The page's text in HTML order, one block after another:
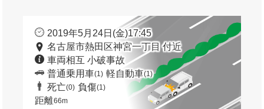
2019年5月24日(金)17:45
名古屋市熱田区神宮一丁目 付近
車両相互 小破事故
普通乗用車(1) 軽自動車(1)
死亡(0) 負傷(1)
距離66m